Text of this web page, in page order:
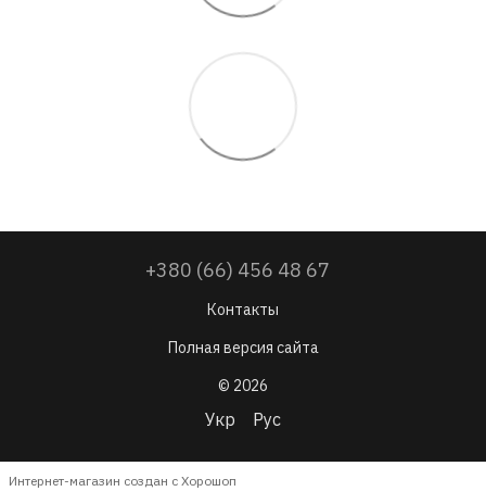
+380 (66) 456 48 67
Контакты
Полная версия сайта
© 2026
Укр Рус
Интернет-магазин создан с Хорошоп